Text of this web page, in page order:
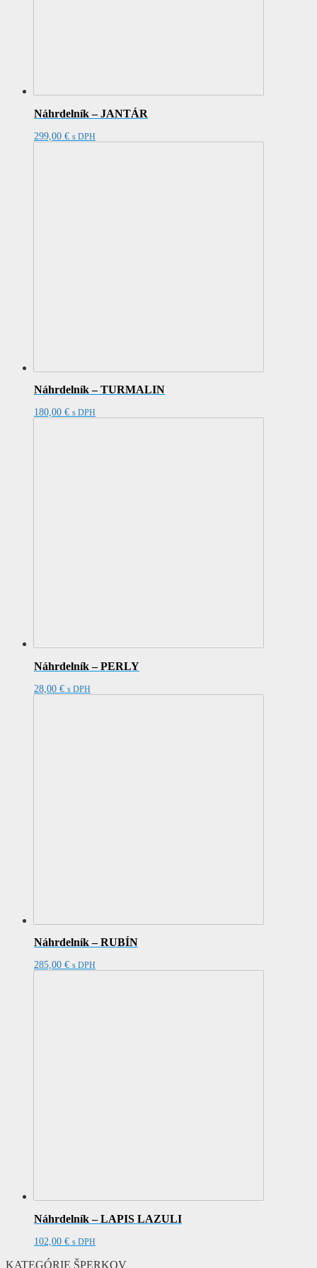
Náhrdelník – JANTÁR
299,00 € s DPH
Náhrdelník – TURMALIN
180,00 € s DPH
Náhrdelník – PERLY
28,00 € s DPH
Náhrdelník – RUBÍN
285,00 € s DPH
Náhrdelník – LAPIS LAZULI
102,00 € s DPH
KATEGÓRIE ŠPERKOV